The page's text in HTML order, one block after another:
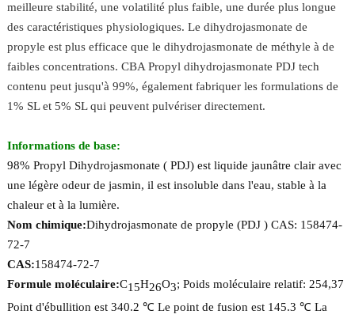
meilleure stabilité, une volatilité plus faible, une durée plus longue
des caractéristiques physiologiques. Le dihydrojasmonate de
propyle est plus efficace que le dihydrojasmonate de méthyle à de
faibles concentrations. CBA Propyl dihydrojasmonate PDJ tech
contenu peut jusqu'à 99%, également fabriquer les formulations de
1% SL et 5% SL qui peuvent pulvériser directement.
Informations de base:
98% Propyl Dihydrojasmonate ( PDJ) est liquide jaunâtre clair avec
une légère odeur de jasmin, il est insoluble dans l'eau, stable à la
chaleur et à la lumière.
Nom chimique:Dihydrojasmonate de propyle (PDJ ) CAS: 158474-
72-7
CAS:158474-72-7
Formule moléculaire:C15H26O3; Poids moléculaire relatif: 254,37
Point d'ébullition est 340.2 ℃ Le point de fusion est 145.3 ℃ La